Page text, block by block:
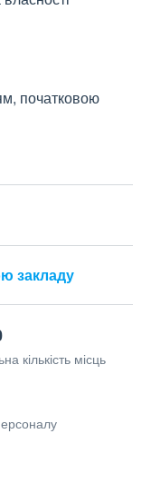
початковою
закладу
кількість місць